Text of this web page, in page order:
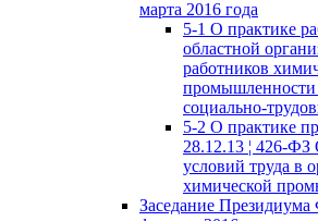
марта 2016 года
5-1 О практике
областной
работников
промышленности
социально-
5-2 О практике
28.12.13 ¦ 426-
условий труда в
химической
Заседание